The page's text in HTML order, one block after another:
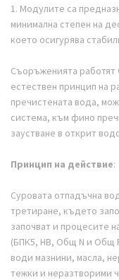
1. Модулите са
минимална степен на
което осигурява
Съоръженията работят
естествен принцип на
пречистената вода,
система, към фино
заустване в открит
Принцип на действие:
Суровата отпадъчна
третиране, където
започват и процесите
(БПК5, НВ, Общ N и Общ
води мазнини, масла,
тежки и неразтворими